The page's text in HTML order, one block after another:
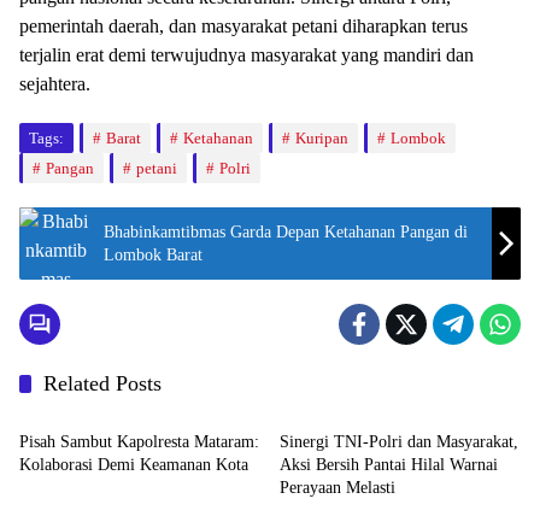
pemerintah daerah, dan masyarakat petani diharapkan terus
terjalin erat demi terwujudnya masyarakat yang mandiri dan
sejahtera.
Tags: Barat Ketahanan Kuripan
Lombok
Pangan
petani Polri
Bhabinkamtibmas Garda Depan Ketahanan Pangan di
Lombok Barat
Related Posts
Bali Nusra
Pisah Sambut Kapolresta Mataram:
Kolaborasi Demi Keamanan Kota
Sinergi TNI-Polri dan Masyarakat,
Aksi Bersih Pantai Hilal Warnai
Perayaan Melasti
Berita